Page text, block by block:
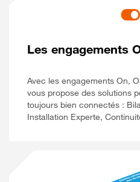
Les engagements
Avec les engagements On,
vous propose des solutions
toujours bien connectés :
Installation Experte,